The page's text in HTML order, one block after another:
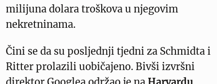
milijuna dolara troškova u njegovim
nekretninama.
Čini se da su posljednji tjedni za Schmidta i
Ritter prolazili uobičajeno. Bivši izvršni